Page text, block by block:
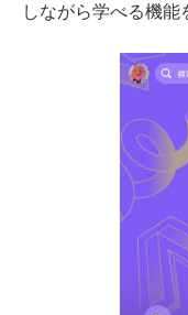
しながら学べる機能